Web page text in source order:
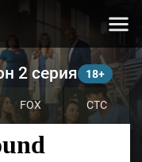
2 серия
FOX СТС